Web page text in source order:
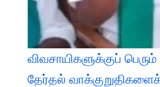
விவசாயிகளுக்குப்
தேர்தல் வாக்குறுதிகளைக்